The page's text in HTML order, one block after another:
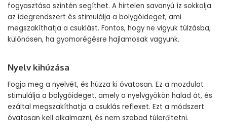
fogyasztása szintén segíthet. A hirtelen savanyú íz sokkolja
az idegrendszert és stimulálja a bolygóideget, ami
megszakíthatja a csuklást. Fontos, hogy ne vigyük túlzásba,
különösen, ha gyomorégésre hajlamosak vagyunk.
Nyelv kihúzása
Fogja meg a nyelvét, és húzza ki óvatosan. Ez a mozdulat
stimulálja a bolygóideget, amely a nyelvgyökön halad át, és
ezáltal megszakíthatja a csuklás reflexet. Ezt a módszert
óvatosan kell alkalmazni, és nem szabad túlerőltetni.